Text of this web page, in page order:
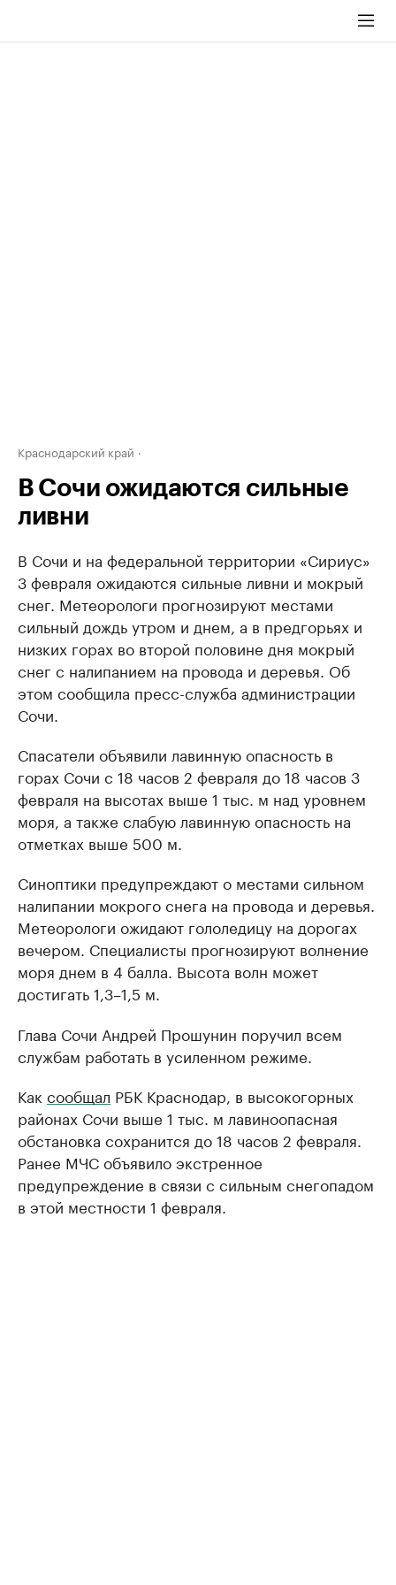
Краснодарский край
В Сочи ожидаются сильные
ливни
В Сочи и на федеральной территории «Сириус»
3 февраля ожидаются сильные ливни и мокрый
снег. Метеорологи прогнозируют местами
сильный дождь утром и днем, а в предгорьях и
низких горах во второй половине дня мокрый
снег с налипанием на провода и деревья. Об
этом сообщила пресс-служба администрации
Сочи.
Спасатели объявили лавинную опасность в
горах Сочи с 18 часов 2 февраля до 18 часов 3
февраля на высотах выше 1 тыс. м над уровнем
моря, а также слабую лавинную опасность на
отметках выше 500 м.
Синоптики предупреждают о местами сильном
налипании мокрого снега на провода и деревья.
Метеорологи ожидают гололедицу на дорогах
вечером. Специалисты прогнозируют волнение
моря днем в 4 балла. Высота волн может
достигать 1,3–1,5 м.
Глава Сочи Андрей Прошунин поручил всем
службам работать в усиленном режиме.
Как сообщал РБК Краснодар, в высокогорных
районах Сочи выше 1 тыс. м лавиноопасная
обстановка сохранится до 18 часов 2 февраля.
Ранее МЧС объявило экстренное
предупреждение в связи с сильным снегопадом
в этой местности 1 февраля.